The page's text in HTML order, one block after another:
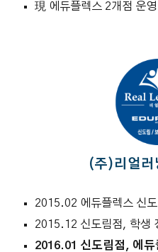
現 에듀플렉스 2개점 운
(주)리얼러
2015.02 에듀플렉스 신
2015.12 신도림점, 학생
2016.01 신도림점, 에